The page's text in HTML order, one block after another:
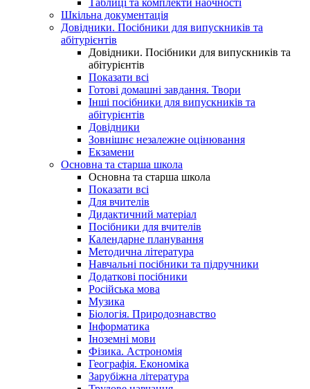
Таблиці та комплекти наочності
Шкільна документація
Довідники. Посібники для випускників та
абітурієнтів
Довідники. Посібники для випускників та
абітурієнтів
Показати всі
Готові домашні завдання. Твори
Інші посібники для випускників та
абітурієнтів
Довідники
Зовнішнє незалежне оцінювання
Екзамени
Основна та старша школа
Основна та старша школа
Показати всі
Для вчителів
Дидактичний матеріал
Посібники для вчителів
Календарне планування
Методична література
Навчальні посібники та підручники
Додаткові посібники
Російська мова
Музика
Біологія. Природознавство
Інформатика
Іноземні мови
Фізика. Астрономія
Географія. Економіка
Зарубіжна література